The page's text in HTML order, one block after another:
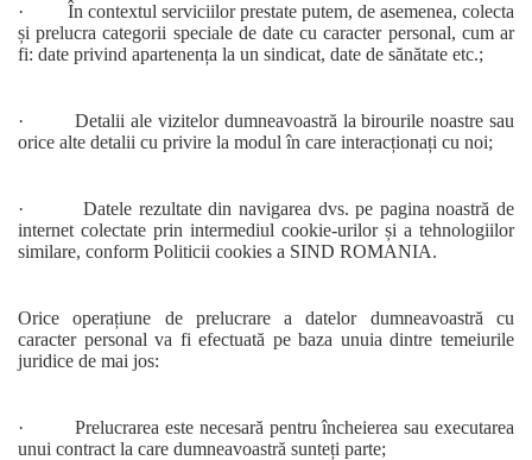
· În contextul serviciilor prestate putem, de asemenea, colecta
și prelucra categorii speciale de date cu caracter personal, cum ar
fi: date privind apartenența la un sindicat, date de sănătate etc.;
· Detalii ale vizitelor dumneavoastră la birourile noastre sau
orice alte detalii cu privire la modul în care interacționați cu noi;
· Datele rezultate din navigarea dvs. pe pagina noastră de
internet colectate prin intermediul cookie-urilor și a tehnologiilor
similare, conform Politicii cookies a SIND ROMANIA.
Orice operațiune de prelucrare a datelor dumneavoastră cu
caracter personal va fi efectuată pe baza unuia dintre temeiurile
juridice de mai jos:
· Prelucrarea este necesară pentru încheierea sau executarea
unui contract la care dumneavoastră sunteți parte;